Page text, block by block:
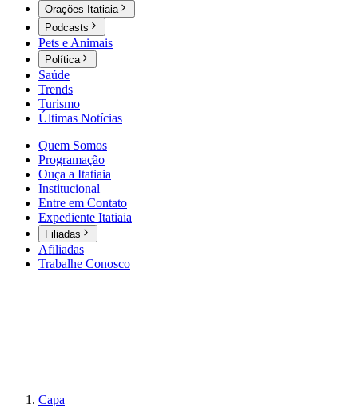
Orações Itatiaia
Podcasts
Pets e Animais
Política
Saúde
Trends
Turismo
Últimas Notícias
Quem Somos
Programação
Ouça a Itatiaia
Institucional
Entre em Contato
Expediente Itatiaia
Filiadas
Afiliadas
Trabalhe Conosco
Capa